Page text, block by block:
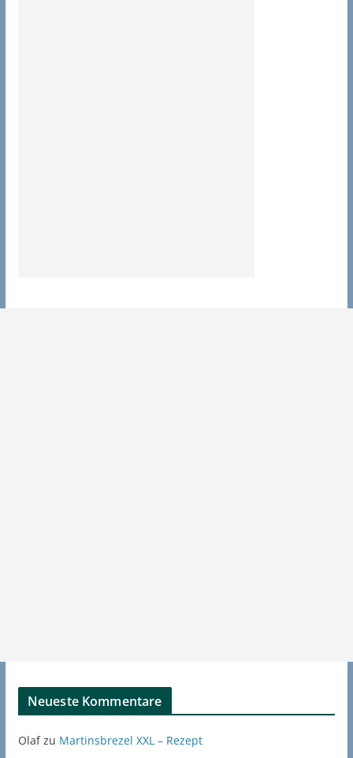
Neueste Kommentare
Olafzu Martinsbrezel XXL – Rezept